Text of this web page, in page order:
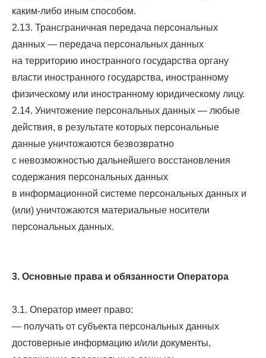
каким-либо иным способом.
2.13. Трансграничная передача персональных
данных — передача персональных данных
на территорию иностранного государства органу
власти иностранного государства, иностранному
физическому или иностранному юридическому лицу.
2.14. Уничтожение персональных данных — любые
действия, в результате которых персональные
данные уничтожаются безвозвратно
с невозможностью дальнейшего восстановления
содержания персональных данных
в информационной системе персональных данных и
(или) уничтожаются материальные носители
персональных данных.
3. Основные права и обязанности Оператора
3.1. Оператор имеет право:
— получать от субъекта персональных данных
достоверные информацию и/или документы,